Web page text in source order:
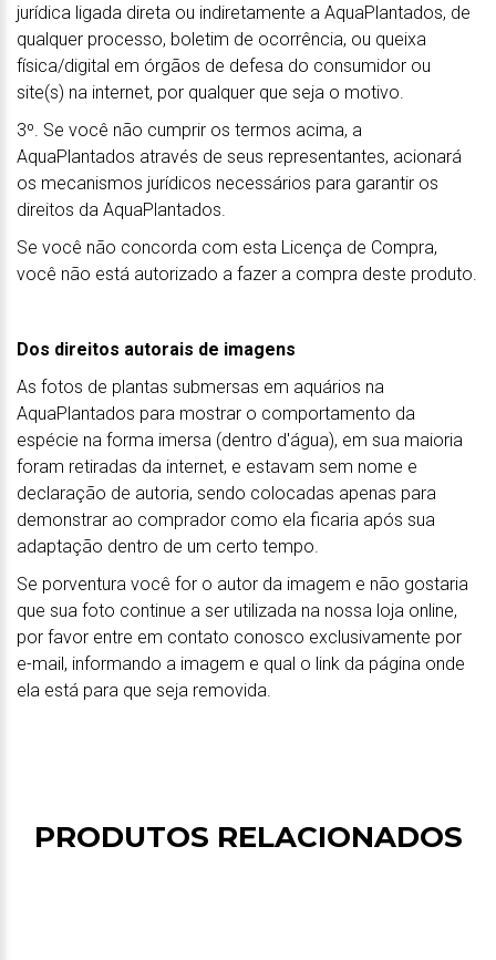
jurídica ligada direta ou indiretamente a AquaPlantados, de
qualquer processo, boletim de ocorrência, ou queixa
física/digital em órgãos de defesa do consumidor ou
site(s) na internet, por qualquer que seja o motivo.
3º. Se você não cumprir os termos acima, a
AquaPlantados através de seus representantes, acionará
os mecanismos jurídicos necessários para garantir os
direitos da AquaPlantados.
Se você não concorda com esta Licença de Compra,
você não está autorizado a fazer a compra deste produto.
Dos direitos autorais de imagens
As fotos de plantas submersas em aquários na
AquaPlantados para mostrar o comportamento da
espécie na forma imersa (dentro d'água), em sua maioria
foram retiradas da internet, e estavam sem nome e
declaração de autoria, sendo colocadas apenas para
demonstrar ao comprador como ela ficaria após sua
adaptação dentro de um certo tempo.
Se porventura você for o autor da imagem e não gostaria
que sua foto continue a ser utilizada na nossa loja online,
por favor entre em contato conosco exclusivamente por
e-mail, informando a imagem e qual o link da página onde
ela está para que seja removida.
PRODUTOS RELACIONADOS